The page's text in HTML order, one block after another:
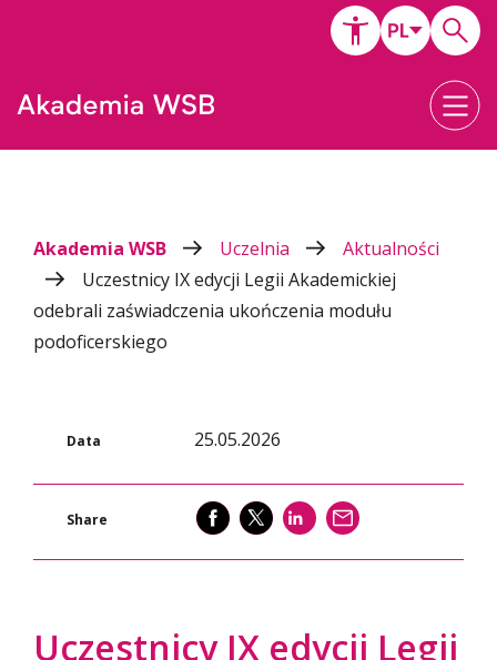
Akademia WSB Uczelnia
Aktualności
Uczestnicy IX edycji Legii Akademickiej
odebrali zaświadczenia ukończenia modułu
podoficerskiego
Data 25.05.2026
Share SHARE SHARE SHARE
Uczestnicy IX edycji Legii